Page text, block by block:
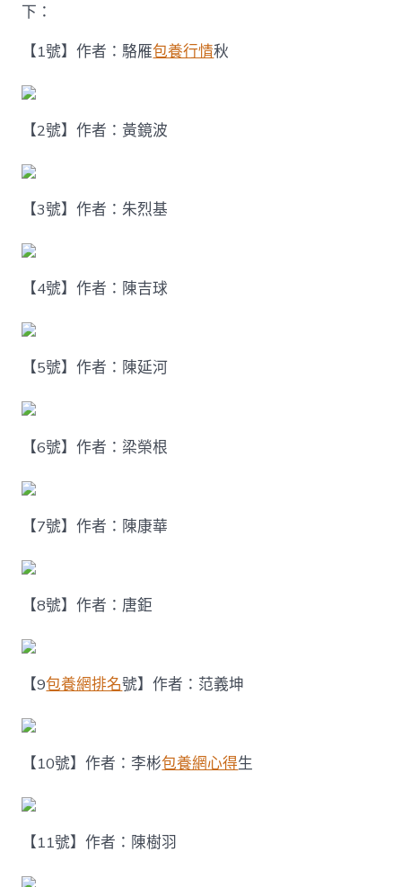
下：
【1號】作者：駱雁包養行情秋
【2號】作者：黃鏡波
【3號】作者：朱烈基
【4號】作者：陳吉球
【5號】作者：陳延河
【6號】作者：梁榮根
【7號】作者：陳康華
【8號】作者：唐鉅
【9包養網排名號】作者：范義坤
【10號】作者：李彬包養網心得生
【11號】作者：陳樹羽